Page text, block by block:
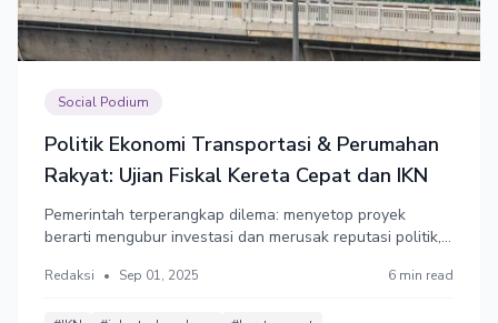
Social Podium
Politik Ekonomi Transportasi & Perumahan
Rakyat: Ujian Fiskal Kereta Cepat dan IKN
Pemerintah terperangkap dilema: menyetop proyek
berarti mengubur investasi dan merusak reputasi politik,
sektor kritis seperti kesehatan dan pendidikan,
Redaksi • Sep 01, 2025 6 min read